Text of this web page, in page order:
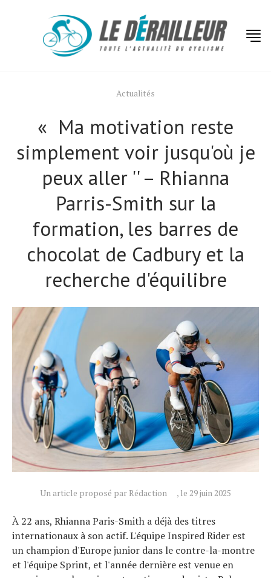
Actualités
« Ma motivation reste
simplement voir jusqu'où je
peux aller '' – Rhianna
Parris-Smith sur la
formation, les barres de
chocolat de Cadbury et la
recherche d'équilibre
Un article proposé par Rédaction , le 29 juin 2025
À 22 ans, Rhianna Paris-Smith a déjà des titres
internationaux à son actif. L'équipe Inspired Rider est
un champion d'Europe junior dans le contre-la-montre
et l'équipe Sprint, et l'année dernière est venue en
Actualités
Technologies